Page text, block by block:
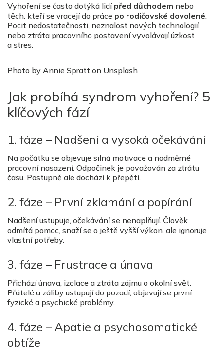
Vyhoření se často dotýká lidí před důchodem nebo
těch, kteří se vracejí do práce po rodičovské dovolené.
Pocit nedostatečnosti, neznalost nových technologií
nebo ztráta pracovního postavení vyvolávají úzkost
a stres.
Photo by Annie Spratt on Unsplash
Jak probíhá syndrom vyhoření? 5
klíčových fází
1. fáze – Nadšení a vysoká očekávání
Na počátku se objevuje silná motivace a nadměrné
pracovní nasazení. Odpočinek je považován za ztrátu
času. Postupně ale dochází k přepětí.
2. fáze – První zklamání a popírání
Nadšení ustupuje, očekávání se nenaplňují. Člověk
odmítá pomoc, snaží se o ještě vyšší výkon, ale ignoruje
vlastní potřeby.
3. fáze – Frustrace a únava
Přichází únava, izolace a ztráta zájmu o okolní svět.
Přátelé a záliby ustupují do pozadí, objevují se první
fyzické a psychické problémy.
4. fáze – Apatie a psychosomatické
obtíže